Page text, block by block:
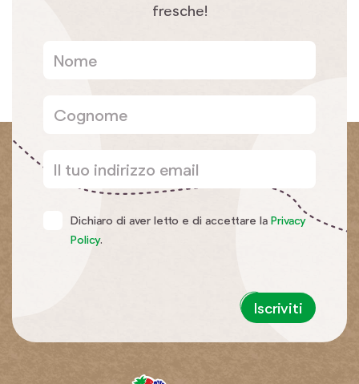
fresche!
Dichiaro di aver letto e di accettare la Privacy
Policy.
Iscriviti